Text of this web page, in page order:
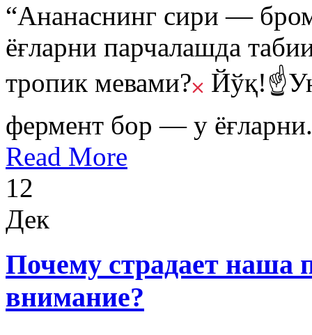
“Ананаснинг сири —
ёғларни парчалашда
тропик мевами?
Йўқ!☝
фермент бор — у
Read More
12
Дек
Почему страдает наша
внимание?